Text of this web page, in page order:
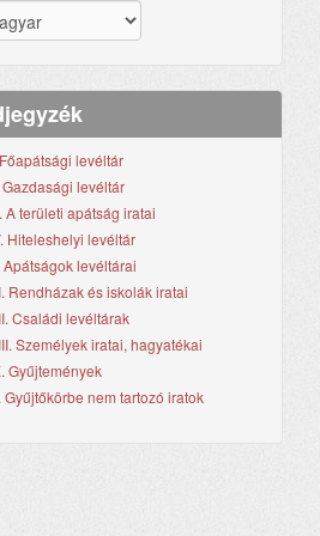
levéltár
Gazdasági levéltár
A területi apátság iratai
Hiteleshelyi levéltár
Apátságok levéltárai
Rendházak és iskolák iratai
Családi levéltárak
Személyek iratai, hagyatékai
Gyűjtemények
Gyűjtőkörbe nem tartozó iratok